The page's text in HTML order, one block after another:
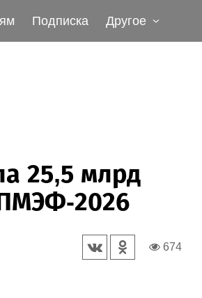
Подписка Другое
25,5 млрд
2026
674